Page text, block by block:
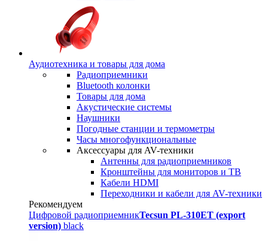
Аудиотехника и товары для дома
Радиоприемники
Bluetooth колонки
Товары для дома
Акустические системы
Наушники
Погодные станции и термометры
Часы многофункциональные
Аксессуары для AV-техники
Антенны для радиоприемников
Кронштейны для мониторов и ТВ
Кабели HDMI
Переходники и кабели для AV-техники
Рекомендуем
Цифровой радиоприемникTecsun PL-310ET (export
version) black